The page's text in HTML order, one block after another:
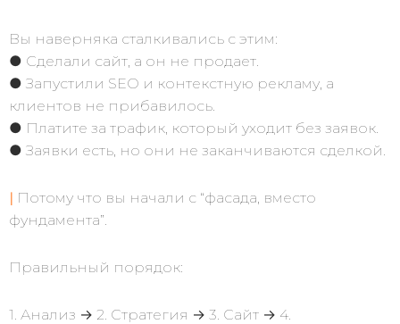
Вы наверняка сталкивались с этим:
● Сделали сайт, а он не продает.
● Запустили SEO и контекстную рекламу, а
клиентов не прибавилось.
● Платите за трафик, который уходит без заявок.
● Заявки есть, но они не заканчиваются сделкой.
| Потому что вы начали с “фасада, вместо
фундамента”.
Правильный порядок:
1. Анализ → 2. Стратегия → 3. Сайт → 4.